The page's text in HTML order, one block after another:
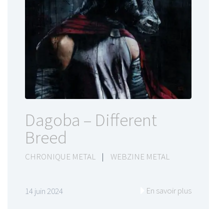
Dagoba – Different
Breed
CHRONIQUE METAL | WEBZINE METAL
14 juin 2024 En savoir plus